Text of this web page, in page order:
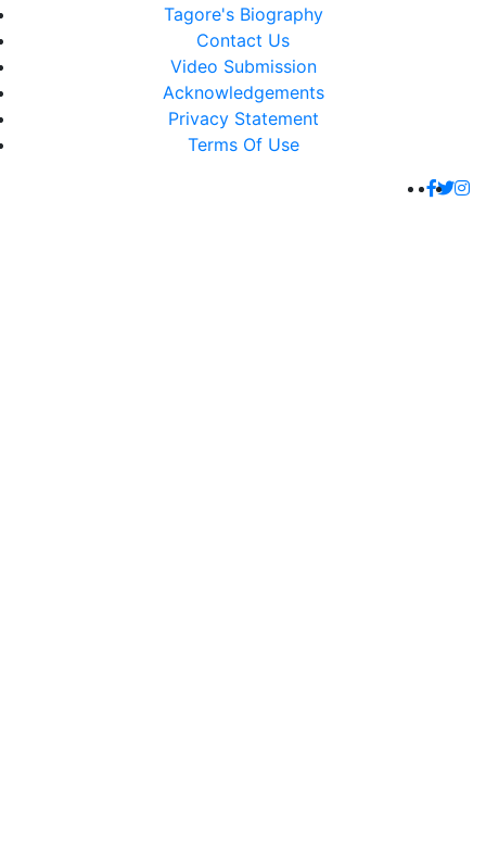
Tagore's Biography
Contact Us
Video Submission
Acknowledgements
Privacy Statement
Terms Of Use